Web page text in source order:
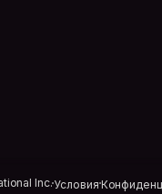
Inc.Условия